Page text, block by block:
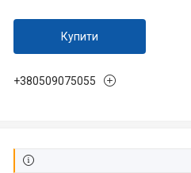
Купити
+380509075055